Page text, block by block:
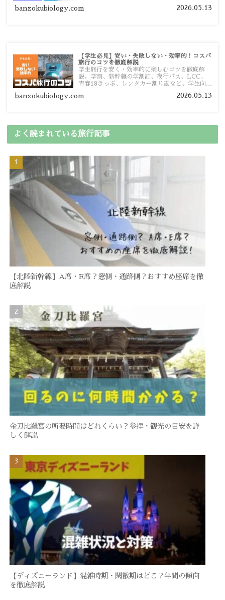
banzokubiology.com 2026.05.13
【学生必見】安い・失敗しない・効率的！コスパ
旅行のコツを徹底解説
学生旅行を安く・効率的に楽しむコツを徹底解
説。学割、新幹線の学割証、夜行バス、LCC、
青春18きっぷ、レンタカー割り勘など、学生向け
banzokubiology.com 2026.05.13
よく読まれている旅行記事
【北陸新幹線】A席・E席？窓側・通路側？おすすめ座席を徹
底解説
金刀比羅宮の所要時間はどれくらい？参拝・観光の目安を詳
しく解説
【ディズニーランド】混雑時期・閑散期はどこ？年間の傾向
を徹底解説